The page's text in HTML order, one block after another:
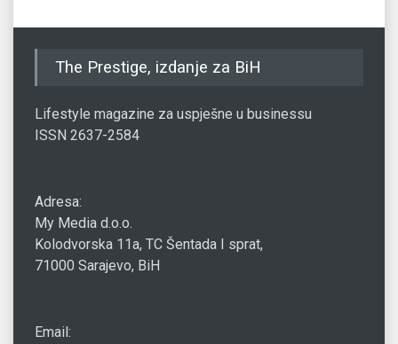
The Prestige, izdanje za BiH
Lifestyle magazine za uspješne u businessu
ISSN 2637-2584
Adresa:
My Media d.o.o.
Kolodvorska 11a, TC Šentada I sprat,
71000 Sarajevo, BiH
Email: